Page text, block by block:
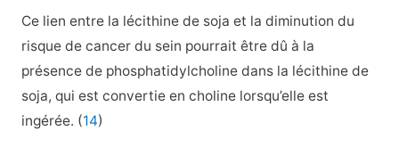
Ce lien entre la lécithine de soja et la diminution du
risque de cancer du sein pourrait être dû à la
présence de phosphatidylcholine dans la lécithine de
soja, qui est convertie en choline lorsqu’elle est
ingérée. (14)